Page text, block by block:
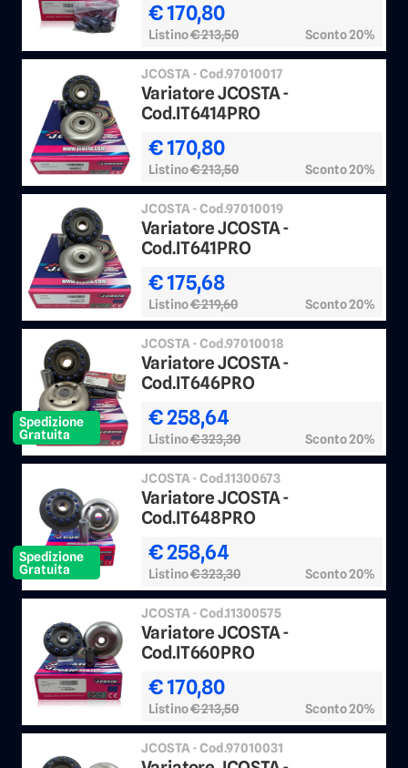
€ 170,80
Listino€ 213,50 Sconto 20%
JCOSTA - Cod.97010017
Variatore JCOSTA -
Cod.IT6414PRO
€ 170,80
Listino€ 213,50 Sconto 20%
JCOSTA - Cod.97010019
Variatore JCOSTA -
Cod.IT641PRO
€ 175,68
Listino€ 219,60 Sconto 20%
Spedizione
Gratuita
JCOSTA - Cod.97010018
Variatore JCOSTA -
Cod.IT646PRO
€ 258,64
Listino€ 323,30 Sconto 20%
Spedizione
Gratuita
JCOSTA - Cod.11300673
Variatore JCOSTA -
Cod.IT648PRO
€ 258,64
Listino€ 323,30 Sconto 20%
JCOSTA - Cod.11300575
Variatore JCOSTA -
Cod.IT660PRO
€ 170,80
Listino€ 213,50 Sconto 20%
JCOSTA - Cod.97010031